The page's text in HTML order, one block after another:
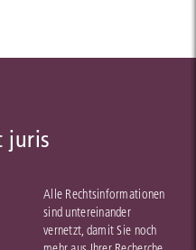
juris
Alle Rechtsinformationen
sind untereinander
vernetzt, damit Sie noch